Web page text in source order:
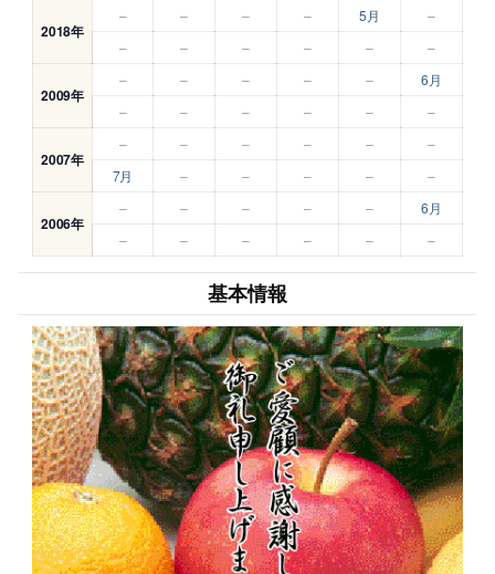
2018年
– – – – 5月
–
–
– – – – –
2009年
– – – – –
6月
–
– – – – –
2007年
– – – – –
–
7月
– – – – –
2006年
– – – – –
6月
–
– – – – –
基本情報